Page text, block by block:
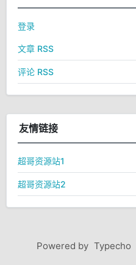
登录
文章 RSS
评论 RSS
友情链接
超哥资源站1
超哥资源站2
Powered by Typecho